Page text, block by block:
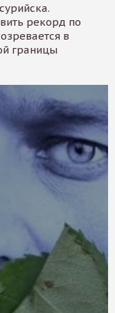
рекорд по
в
границы